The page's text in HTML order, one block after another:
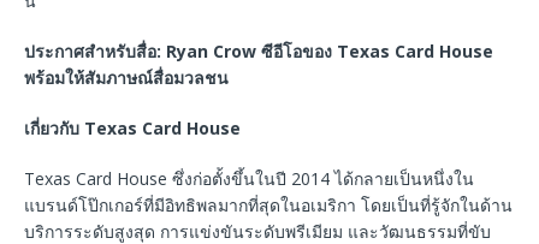
ประกาศสำหรับสื่อ: Ryan Crow ซีอีโอของ Texas Card House
พร้อมให้สัมภาษณ์สื่อมวลชน
เกี่ยวกับ Texas Card House
Texas Card House ซึ่งก่อตั้งขึ้นในปี 2014 ได้กลายเป็นหนึ่งใน
แบรนด์โป๊กเกอร์ที่มีอิทธิพลมากที่สุดในอเมริกา โดยเป็นที่รู้จักในด้าน
บริการระดับสูงสุด การแข่งขันระดับพรีเมียม และวัฒนธรรมที่ขับ